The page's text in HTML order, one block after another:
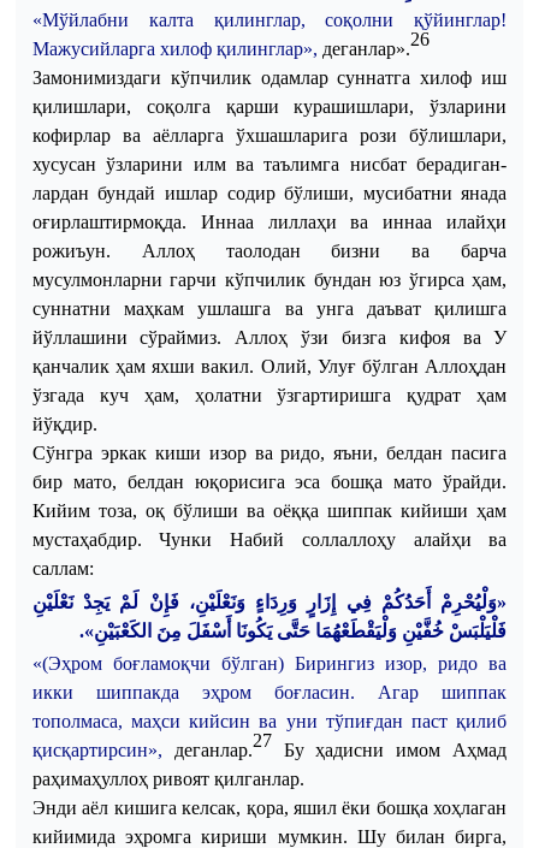
«Мўйлабни калта қилинглар,соқолни қўйинглар!
Мажусийларга хилоф қилинглар», деганлар».26
Замонимиздаги кўпчилик одамлар суннатга хилоф иш
қилишлари, соқолга қарши курашишлари,ўзларини
кофирлар
ва аёлларга ўхшашларига рози бўлишлари,
хусусан ўзларини илм ва таълимга нисбат берадиган-
лардан бундай ишлар содир бўлиши, мусибатни янада
оғирлаштирмоқда. Иннаа лиллаҳи ва иннаа
илайҳи
рожиъун. Аллоҳ таолодан бизни ва
барча
мусулмонларни гарчи кўпчилик бундан юз ўгирса ҳам,
суннатни
маҳкам ушлашга ва унга даъват
қилишга
йўллашини
сўраймиз. Аллоҳ ўзи бизга кифоя ва У
қанчалик ҳам яхши вакил. Олий, Улуғ бўлган Аллоҳдан
ўзгада куч ҳам, ҳолатни ўзгартиришга қудрат ҳам
йўқдир.
Сўнгра эркак киши изор ва ридо, яъни, белдан пасига
бир мато, белдан юқорисига эса бошқа мато ўрайди.
Кийим тоза, оқ бўлиши ва оёққа шиппак кийиши ҳам
мустаҳабдир.Чунки Набий соллаллоҳу алайҳи
ва
саллам:
«وَلْيُحْرِمْ أَحَدُكُمْ فِي إِزَارٍ وَرِدَاءٍ وَنَعْلَيْنِ، فَإِنْ لَمْ يَجِدْ نَعْلَيْنِ
فَلْيَلْبَسْ خُفَّيْنِ وَلْيَقْطَعْهُمَا حَتَّى يَكُونَا أَسْفَلَ مِنَ الكَعْبَيْنِ».
«(Эҳром боғламоқчи бўлган)Бирингиз изор,ридо ва
икки
шиппакда эҳром боғласин. Агар
шиппак
тополмаса, маҳси кийсин ва уни тўпиғдан паст қилиб
қисқартирсин», деганлар.27 Бу ҳадисни имом
Аҳмад
раҳимаҳуллоҳ ривоят қилганлар.
Энди аёл кишига келсак, қора, яшил ёки бошқа хоҳлаган
кийимида эҳромга кириши мумкин. Шу билан бирга,